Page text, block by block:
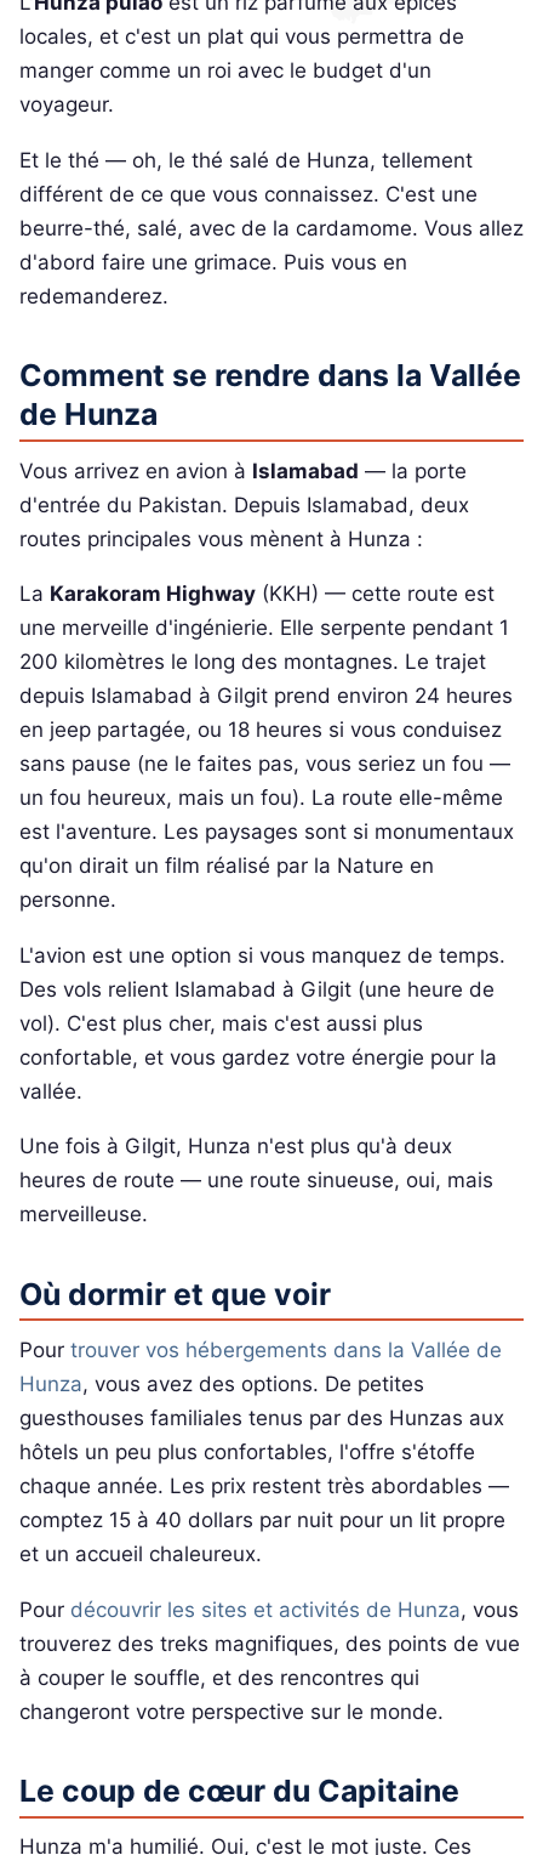
locales, et c'est un plat qui vous permettra de
manger comme un roi avec le budget d'un
voyageur.
Et le thé — oh, le thé salé de Hunza, tellement
différent de ce que vous connaissez. C'est une
beurre-thé, salé, avec de la cardamome. Vous allez
d'abord faire une grimace. Puis vous en
redemanderez.
Comment se rendre dans la Vallée
de Hunza
Vous arrivez en avion à Islamabad — la porte
d'entrée du Pakistan. Depuis Islamabad, deux
routes principales vous mènent à Hunza :
La Karakoram Highway (KKH) — cette route est
une merveille d'ingénierie. Elle serpente pendant 1
200 kilomètres le long des montagnes. Le trajet
depuis Islamabad à Gilgit prend environ 24 heures
en jeep partagée, ou 18 heures si vous conduisez
sans pause (ne le faites pas, vous seriez un fou —
un fou heureux, mais un fou). La route elle-même
est l'aventure. Les paysages sont si monumentaux
qu'on dirait un film réalisé par la Nature en
personne.
L'avion est une option si vous manquez de temps.
Des vols relient Islamabad à Gilgit (une heure de
vol). C'est plus cher, mais c'est aussi plus
confortable, et vous gardez votre énergie pour la
vallée.
Une fois à Gilgit, Hunza n'est plus qu'à deux
heures de route — une route sinueuse, oui, mais
merveilleuse.
Où dormir et que voir
Pour trouver vos hébergements dans la Vallée de
Hunza, vous avez des options. De petites
guesthouses familiales tenus par des Hunzas aux
hôtels un peu plus confortables, l'offre s'étoffe
chaque année. Les prix restent très abordables —
comptez 15 à 40 dollars par nuit pour un lit propre
et un accueil chaleureux.
Pour découvrir les sites et activités de Hunza, vous
trouverez des treks magnifiques, des points de vue
à couper le souffle, et des rencontres qui
changeront votre perspective sur le monde.
Le coup de cœur du Capitaine
Hunza m'a humilié. Oui, c'est le mot juste. Ces